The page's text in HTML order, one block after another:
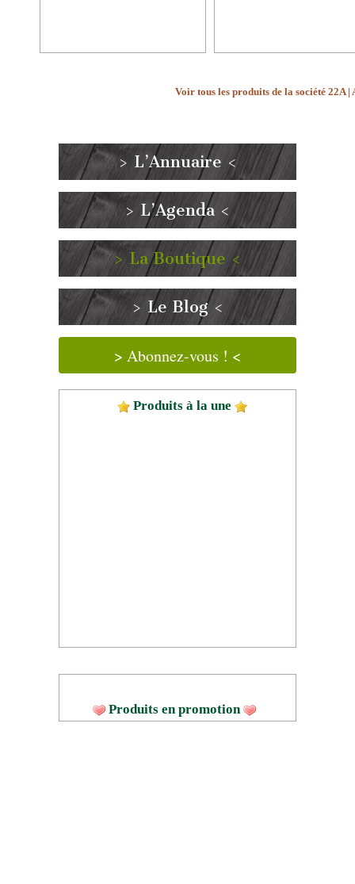
Voir tous les produits de la société 22A |
> L’Annuaire <
> L’Agenda <
> La Boutique <
> Le Blog <
> Abonnez-vous ! <
Produits à la une
Produits en promotion